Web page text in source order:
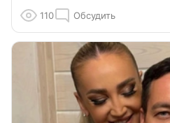
110 Обсудить